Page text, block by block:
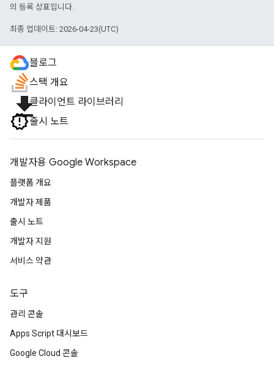
의 등록 상표입니다.
최종 업데이트: 2026-04-23(UTC)
블로그
스택 개요
file_download클라이언트 라이브러리
출시 노트
개발자용 Google Workspace
플랫폼 개요
개발자 제품
출시 노트
개발자 지원
서비스 약관
도구
관리 콘솔
Apps Script 대시보드
Google Cloud 콘솔